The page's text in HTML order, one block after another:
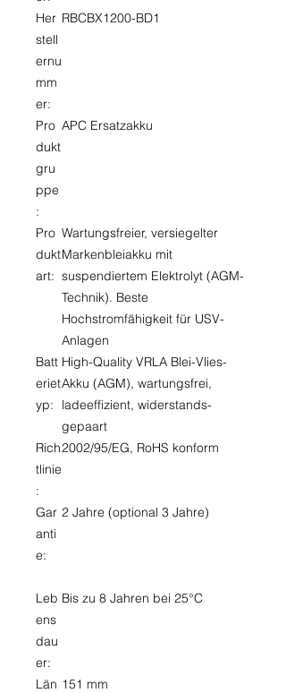
Her
stell
ernu
mm
er:
RBCBX1200-BD1
Pro
dukt
gru
ppe
:
APC Ersatzakku
Pro
dukt
art:
Wartungsfreier, versiegelter
Markenbleiakku mit
suspendiertem Elektrolyt (AGM-
Technik). Beste
Hochstromfähigkeit für USV-
Anlagen
Batt
eriet
yp:
High-Quality VRLA Blei-Vlies-
Akku (AGM), wartungsfrei,
ladeeffizient, widerstands-
gepaart
Rich
tlinie
:
2002/95/EG, RoHS konform
Gar
anti
e:
2 Jahre (optional 3 Jahre)
Leb
ens
dau
er:
Bis zu 8 Jahren bei 25°C
Län 151 mm